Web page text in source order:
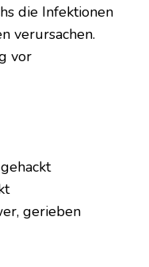
die Infektionen
verursachen.
vor
gerieben